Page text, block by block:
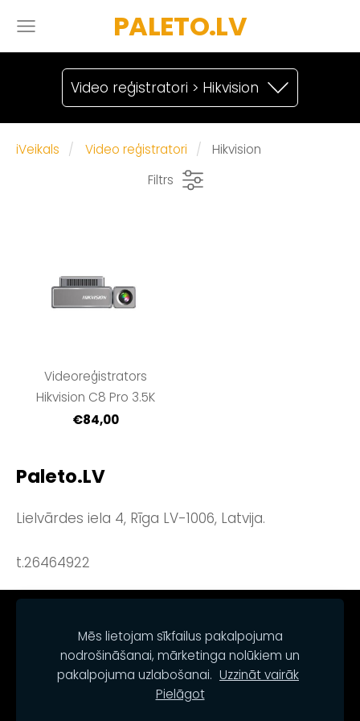
PALETO.LV
Video reģistratori > Hikvision
Paleto.LV
Lielvārdes iela 4, Rīga LV-1006, Latvija.
t.26464922
iVeikals Video reģistratori
Hikvision
Filtrs
Videoreģistrators
Hikvision C8 Pro 3.5K
€84,00
Mēs lietojam sīkfailus pakalpojuma
nodrošināšanai, mārketinga nolūkiem un
pakalpojuma uzlabošanai. Uzzināt vairāk
Pielāgot